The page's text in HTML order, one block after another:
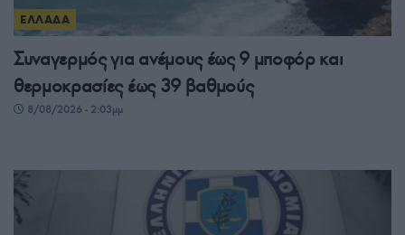
ΕΛΛΑΔΑ
Συναγερμός για ανέμους έως 9 μποφόρ και
θερμοκρασίες έως 39 βαθμούς
8/08/2026 - 2:03μμ